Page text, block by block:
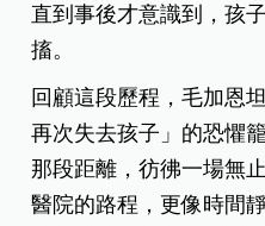
直到事後才意識到，孩
搐。
回顧這段歷程，毛加恩
再次失去孩子」的恐懼
那段距離，彷彿一場無
醫院的路程，更像時間